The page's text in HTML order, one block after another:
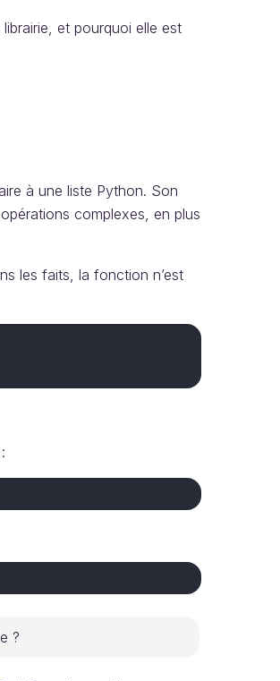
et pourquoi elle est
à une liste Python. Son
complexes, en plus
les faits, la fonction n’est
?